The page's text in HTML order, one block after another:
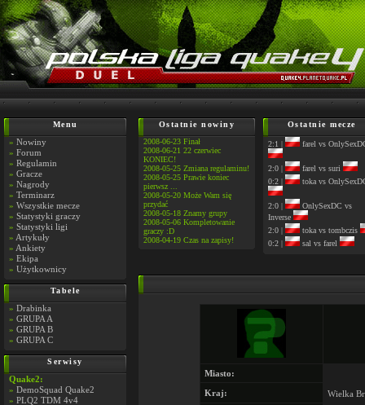
Menu
» Nowiny
» Forum
» Regulamin
» Gracze
» Nagrody
» Terminarz
» Wszystkie mecze
» Statystyki graczy
» Statystyki ligi
» Artykuły
» Ankiety
» Ekipa
» Użytkownicy
Tabele
» Drabinka
» GRUPA A
» GRUPA B
» GRUPA C
Serwisy
Quake2:
» DemoSquad Quake2
» PLQ2 TDM 4v4
Ostatnie nowiny
2008-06-23 Finał
2008-06-21 22 czerwiec
KONIEC!
2008-05-25 Zmiana regulaminu!
2008-05-25 Prawie koniec
pierwsz ...
2008-05-20 Może Wam się
przydać
2008-05-18 Znamy grupy
2008-05-06 Kompletowanie
graczy :D
2008-04-19 Czas na zapisy!
Ostatnie mecze
2:1 | farel vs
2:0 |
farel vs suri
0:2 |
toka vs
2:0 |
OnlySexDC vs
Inverse
2:0 |
toka vs tombczis
0:2 |
sal vs farel
Miasto:
Kraj:
Wielka